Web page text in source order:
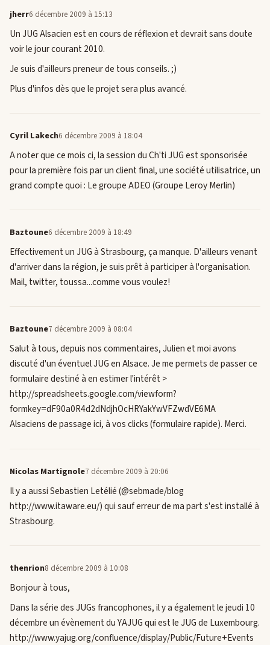
jherr6 décembre 2009 à 15:13
Un JUG Alsacien est en cours de réflexion et devrait sans doute
voir le jour courant 2010.
Je suis d'ailleurs preneur de tous conseils. ;)
Plus d'infos dès que le projet sera plus avancé.
Cyril Lakech6 décembre 2009 à 18:04
A noter que ce mois ci, la session du Ch'ti JUG est sponsorisée
pour la première fois par un client final, une société utilisatrice, un
grand compte quoi : Le groupe ADEO (Groupe Leroy Merlin)
Baztoune6 décembre 2009 à 18:49
Effectivement un JUG à Strasbourg, ça manque. D'ailleurs venant
d'arriver dans la région, je suis prêt à participer à l'organisation.
Mail, twitter, toussa...comme vous voulez!
Baztoune7 décembre 2009 à 08:04
Salut à tous, depuis nos commentaires, Julien et moi avons
discuté d'un éventuel JUG en Alsace. Je me permets de passer ce
formulaire destiné à en estimer l'intérêt >
http://spreadsheets.google.com/viewform?
formkey=dF90a0R4d2dNdjhOcHRYakYwVFZwdVE6MA
Alsaciens de passage ici, à vos clicks (formulaire rapide). Merci.
Nicolas Martignole7 décembre 2009 à 20:06
Il y a aussi Sebastien Letélié (@sebmade/blog
http://www.itaware.eu/) qui sauf erreur de ma part s'est installé à
Strasbourg.
thenrion8 décembre 2009 à 10:08
Bonjour à tous,
Dans la série des JUGs francophones, il y a également le jeudi 10
décembre un évènement du YAJUG qui est le JUG de Luxembourg.
http://www.yajug.org/confluence/display/Public/Future+Events